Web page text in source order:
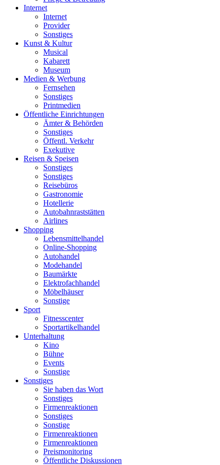
Internet
Internet
Provider
Sonstiges
Kunst & Kultur
Musical
Kabarett
Museum
Medien & Werbung
Fernsehen
Sonstiges
Printmedien
Öffentliche Einrichtungen
Ämter & Behörden
Sonstiges
Öffentl. Verkehr
Exekutive
Reisen & Speisen
Sonstiges
Sonstiges
Reisebüros
Gastronomie
Hotellerie
Autobahnraststätten
Airlines
Shopping
Lebensmittelhandel
Online-Shopping
Autohandel
Modehandel
Baumärkte
Elektrofachhandel
Möbelhäuser
Sonstige
Sport
Fitnesscenter
Sportartikelhandel
Unterhaltung
Kino
Bühne
Events
Sonstige
Sonstiges
Sie haben das Wort
Sonstiges
Firmenreaktionen
Sonstiges
Sonstige
Firmenreaktionen
Firmenreaktionen
Preismonitoring
Öffentliche Diskussionen